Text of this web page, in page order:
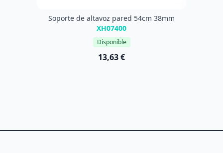
Soporte de altavoz pared 54cm 38mm
XH07400
Disponible
13,63 €